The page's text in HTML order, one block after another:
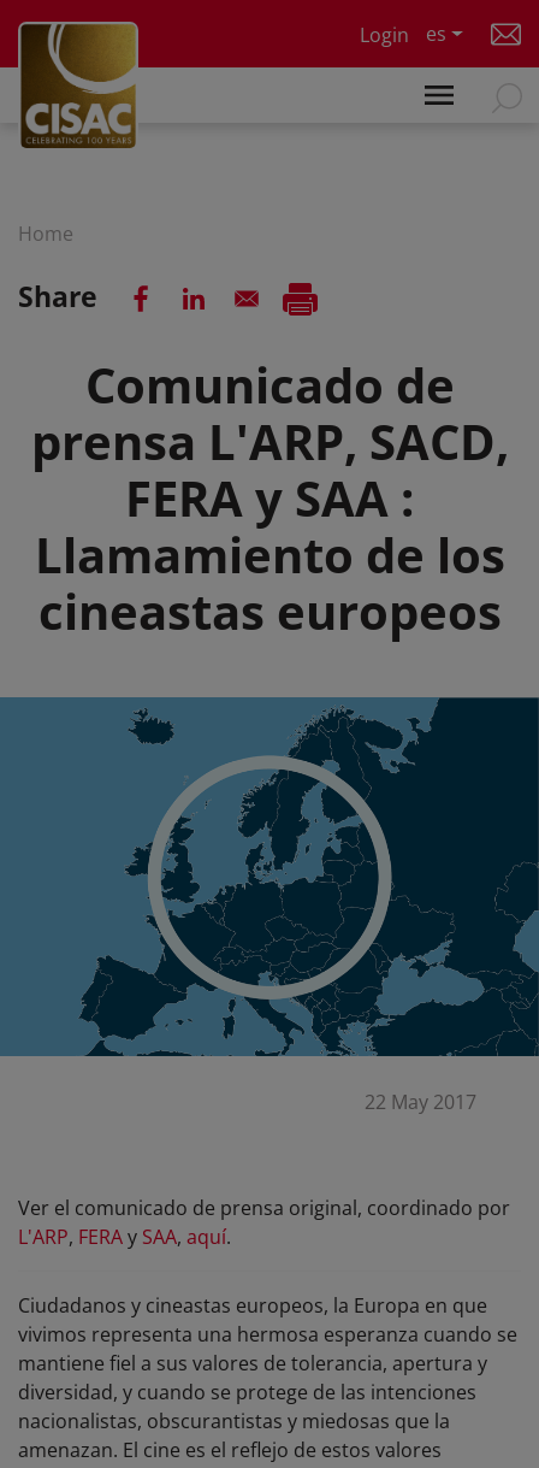
Login
es
Home
Share
Comunicado de
prensa L'ARP, SACD,
FERA y SAA :
Llamamiento de los
cineastas europeos
22 May 2017
Ver el comunicado de prensa original, coordinado por
L'ARP, FERAy SAA, aquí.
Ciudadanos y cineastas europeos, la Europa en que
vivimos representa una hermosa esperanza cuando se
mantiene fiel a sus valores de tolerancia, apertura y
diversidad, y cuando se protege de las intenciones
nacionalistas, obscurantistas y miedosas que la
amenazan. El cine es el reflejo de estos valores